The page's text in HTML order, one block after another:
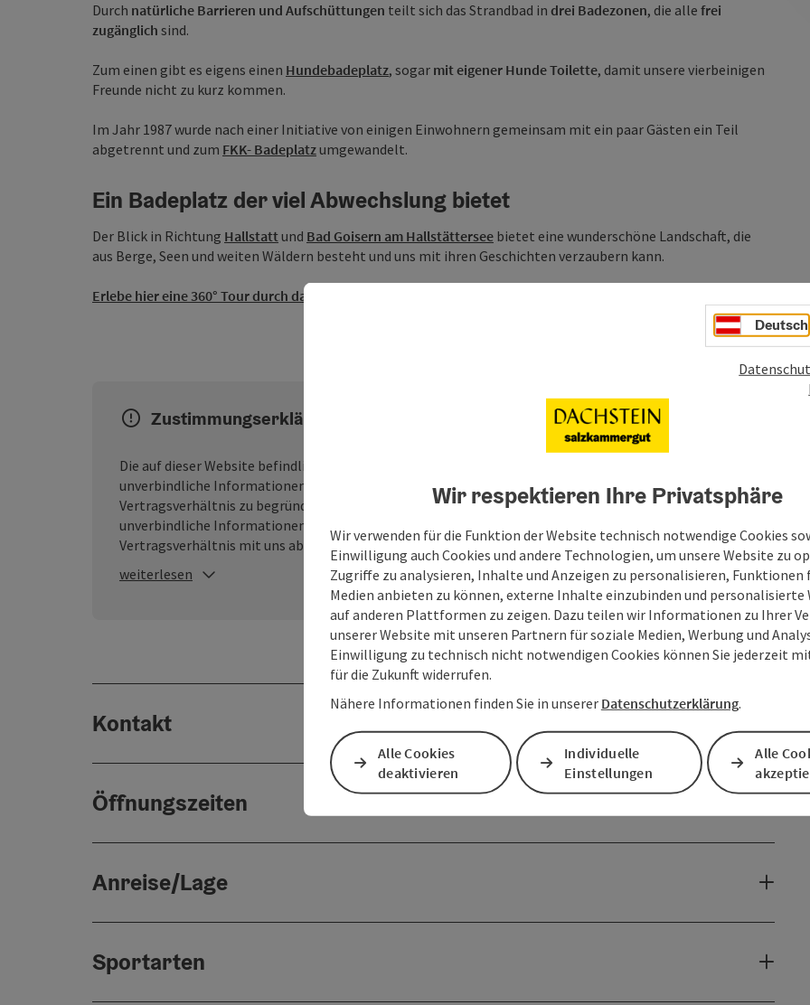
Durch natürliche Barrieren und Aufschüttungen teilt sich das Strandbad in drei Badezonen, die alle frei
zugänglich sind.
Zum einen gibt es eigens einen Hundebadeplatz, sogar mit eigener Hunde Toilette, damit unsere vierbeinigen
Freunde nicht zu kurz kommen.
Im Jahr 1987 wurde nach einer Initiative von einigen Einwohnern gemeinsam mit ein paar Gästen ein Teil
abgetrennt und zum FKK- Badeplatzumgewandelt.
Ein Badeplatz der viel Abwechslung bietet
Der Blick in Richtung Hallstattund Bad Goisern am Hallstättersee bietet eine wunderschöne Landschaft, die
aus Berge, Seen und weiten Wäldern besteht und uns mit ihren Geschichten verzaubern kann.
Erlebe hier eine 360° Tour durch das Seengebiet...
Zustimmungserklärung
Die auf dieser Website befindlichen Inhalte werden unentgeltlich bereitgestellt. Sie stellen bloße
unverbindliche Informationen dar, ohne dass die Absicht bestünde, damit irgendein
Vertragsverhältnis zu begründen. Der Besucher der Homepage nimmt zur Kenntnis, dass es sich um
unverbindliche Informationen handelt, durch deren Inanspruchnahme bzw. Nutzung keinerlei
Vertragsverhältnis mit uns abgeschlossen wird.
weiterlesen
Kontakt
Öffnungszeiten
Anreise/Lage
Sportarten
Deutsch
Wir respektieren Ihre Privatsphäre
Wir verwenden für die Funktion der Website technisch notwendige Cookies
Einwilligung auch Cookies und andere Technologien, um unsere Website zu
Zugriffe zu analysieren, Inhalte und Anzeigen zu personalisieren, Funktionen
Medien anbieten zu können, externe Inhalte einzubinden und personalisierte
auf anderen Plattformen zu zeigen. Dazu teilen wir Informationen zu Ihrer
unserer Website mit unseren Partnern für soziale Medien, Werbung und
Einwilligung zu technisch nicht notwendigen Cookies können Sie jederzeit
für die Zukunft widerrufen.
Nähere Informationen finden Sie in unserer Datenschutzerklärung.
Alle Cookies
deaktivieren
Individuelle
Einstellungen
Alle